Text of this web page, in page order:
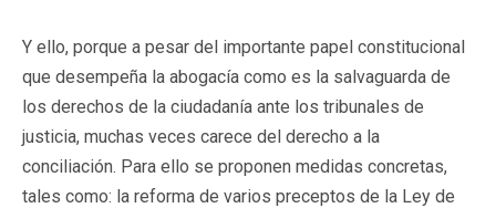
Y ello, porque a pesar del importante papel constitucional
que desempeña la abogacía como es la salvaguarda de
los derechos de la ciudadanía ante los tribunales de
justicia, muchas veces carece del derecho a la
conciliación. Para ello se proponen medidas concretas,
tales como: la reforma de varios preceptos de la Ley de